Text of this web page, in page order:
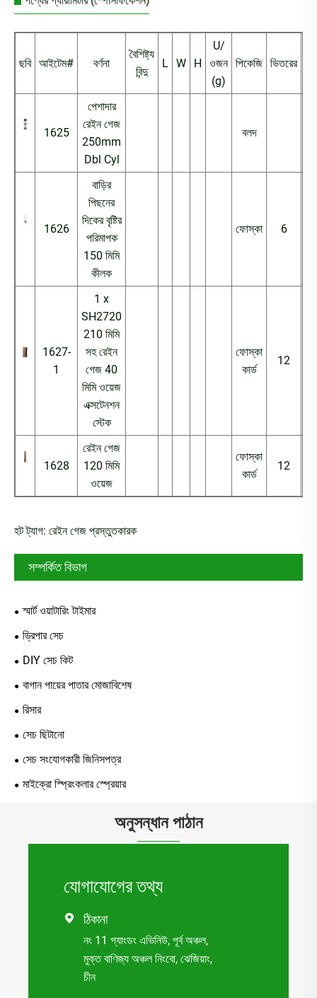
ছবি আইটেম# বর্ণনা
বৈশিষ্ট্য
বিন্দু
L W H
U/
ওজন
(g)
পিকেজি ভিতরের
1625
পেশাদার
রেইন গেজ
250mm
Dbl Cyl
বলদ
1626
বাড়ির
পিছনের
দিকের বৃষ্টির
পরিমাপক
150 মিমি
কীলক
ফোস্কা 6
1627-
1
1 x
SH2720
210 মিমি
সহ রেইন
গেজ 40
মিমি ওয়েজ
এক্সটেনশন
স্টেক
ফোস্কা
কার্ড
12
1628
রেইন গেজ
120 মিমি
ওয়েজ
ফোস্কা
কার্ড
12
হট ট্যাগ: রেইন গেজ প্রস্তুতকারক
সম্পর্কিত বিভাগ
স্মার্ট ওয়াটারিং টাইমার
ড্রিপার সেচ
DIY সেচ কিট
বাগান পায়ের পাতার মোজাবিশেষ
রিসার
সেচ ছিটানো
সেচ সংযোগকারী জিনিসপত্র
মাইক্রো স্প্রিংকলার স্প্রেয়ার
অনুসন্ধান পাঠান
যোগাযোগের তথ্য
 ঠিকানা
নং 11 গ্যাংডং এভিনিউ, পূর্ব অঞ্চল,
মুক্ত বাণিজ্য অঞ্চল নিংবো, ঝেজিয়াং,
চীন